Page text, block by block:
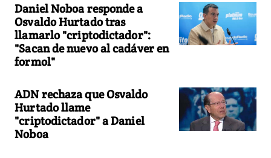
Daniel Noboa responde a
Osvaldo Hurtado tras
llamarlo "criptodictador":
"Sacan de nuevo al cadáver en
formol"
ADN rechaza que Osvaldo
Hurtado llame
"criptodictador" a Daniel
Noboa